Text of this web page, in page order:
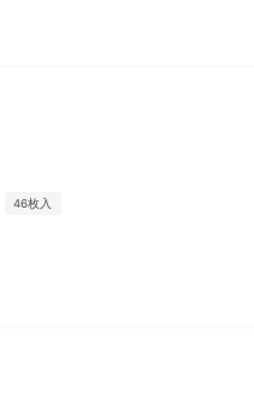
46枚入